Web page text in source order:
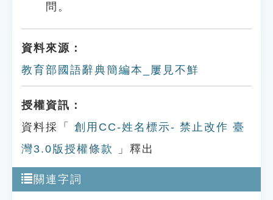
問。
資料來源：
教育部國語辭典簡編本_屢見不鮮
授權資訊：
資料採「
創用CC-姓名標示- 禁止改作 臺
灣3.0版授權條款
」釋出
關連字詞